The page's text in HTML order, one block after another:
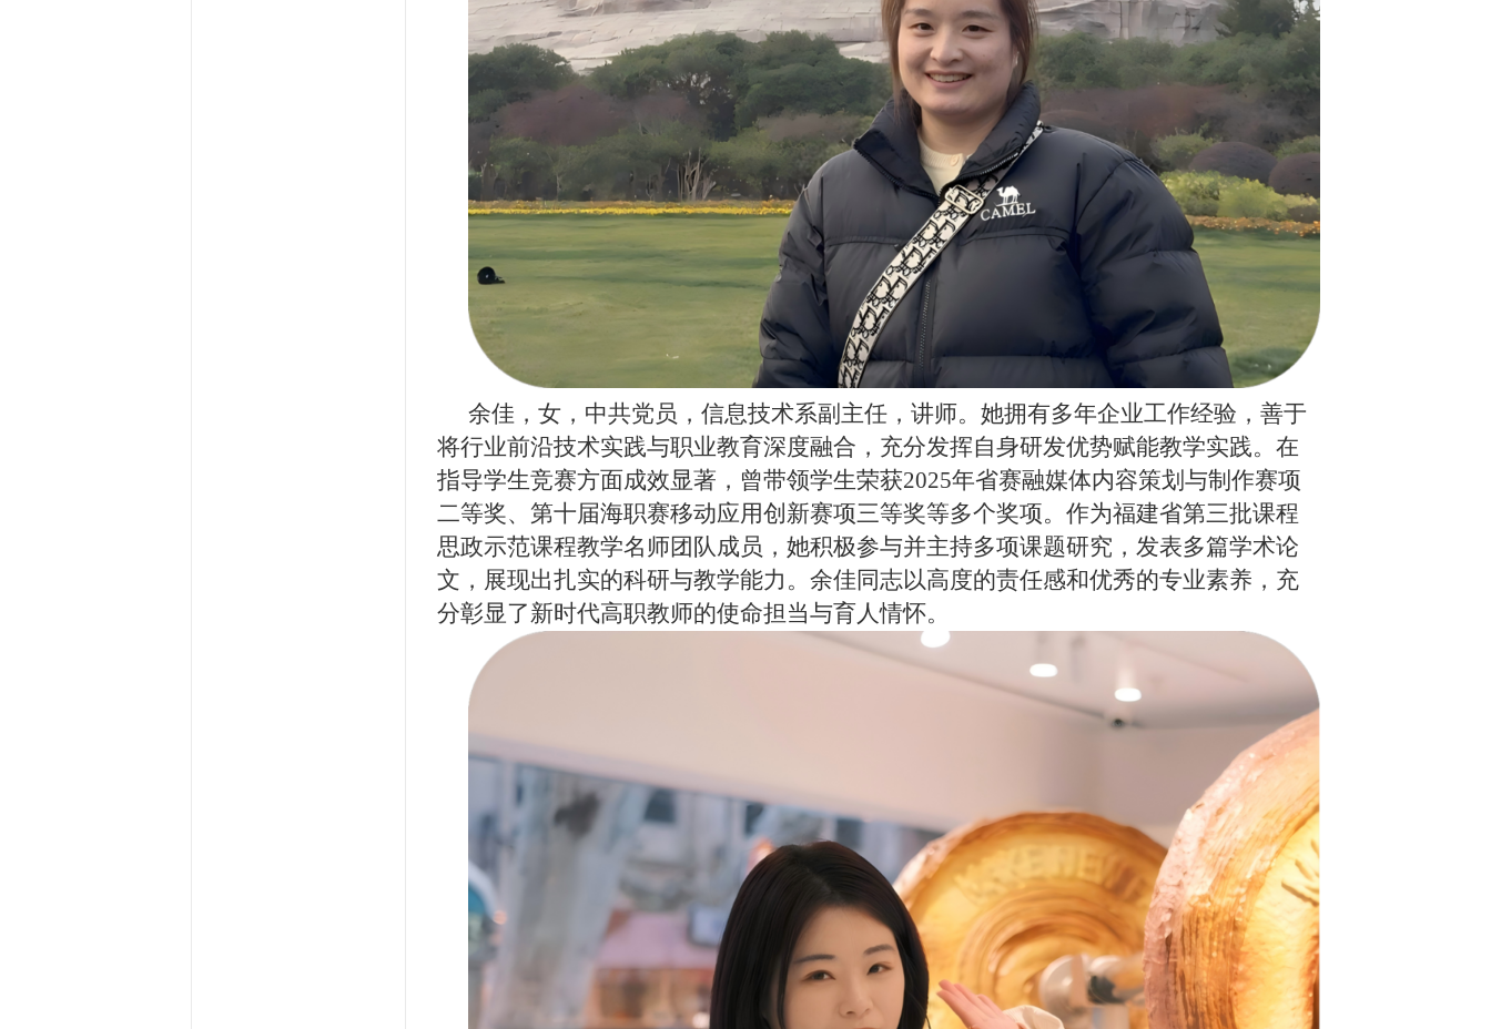
余佳，女，中共党员，信息技术系副主任，讲师。她拥有多年企业工作经验，善于
将行业前沿技术实践与职业教育深度融合，充分发挥自身研发优势赋能教学实践。在
指导学生竞赛方面成效显著，曾带领学生荣获2025年省赛融媒体内容策划与制作赛项
二等奖、第十届海职赛移动应用创新赛项三等奖等多个奖项。作为福建省第三批课程
思政示范课程教学名师团队成员，她积极参与并主持多项课题研究，发表多篇学术论
文，展现出扎实的科研与教学能力。余佳同志以高度的责任感和优秀的专业素养，充
分彰显了新时代高职教师的使命担当与育人情怀。